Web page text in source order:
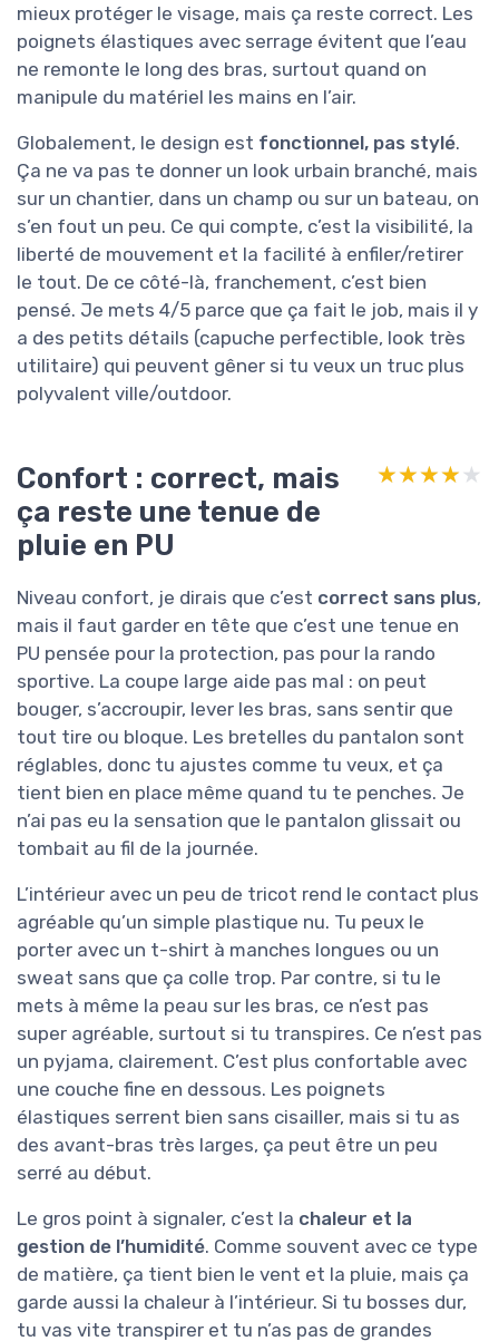
mieux protéger le visage, mais ça reste correct. Les
poignets élastiques avec serrage évitent que l’eau
ne remonte le long des bras, surtout quand on
manipule du matériel les mains en l’air.
Globalement, le design est fonctionnel, pas stylé.
Ça ne va pas te donner un look urbain branché, mais
sur un chantier, dans un champ ou sur un bateau, on
s’en fout un peu. Ce qui compte, c’est la visibilité, la
liberté de mouvement et la facilité à enfiler/retirer
le tout. De ce côté-là, franchement, c’est bien
pensé. Je mets 4/5 parce que ça fait le job, mais il y
a des petits détails (capuche perfectible, look très
utilitaire) qui peuvent gêner si tu veux un truc plus
polyvalent ville/outdoor.
Confort : correct, mais
ça reste une tenue de
pluie en PU
★★★★★
★★★★★
Niveau confort, je dirais que c’est correct sans plus,
mais il faut garder en tête que c’est une tenue en
PU pensée pour la protection, pas pour la rando
sportive. La coupe large aide pas mal : on peut
bouger, s’accroupir, lever les bras, sans sentir que
tout tire ou bloque. Les bretelles du pantalon sont
réglables, donc tu ajustes comme tu veux, et ça
tient bien en place même quand tu te penches. Je
n’ai pas eu la sensation que le pantalon glissait ou
tombait au fil de la journée.
L’intérieur avec un peu de tricot rend le contact plus
agréable qu’un simple plastique nu. Tu peux le
porter avec un t-shirt à manches longues ou un
sweat sans que ça colle trop. Par contre, si tu le
mets à même la peau sur les bras, ce n’est pas
super agréable, surtout si tu transpires. Ce n’est pas
un pyjama, clairement. C’est plus confortable avec
une couche fine en dessous. Les poignets
élastiques serrent bien sans cisailler, mais si tu as
des avant-bras très larges, ça peut être un peu
serré au début.
Le gros point à signaler, c’est la chaleur et la
gestion de l’humidité. Comme souvent avec ce type
de matière, ça tient bien le vent et la pluie, mais ça
garde aussi la chaleur à l’intérieur. Si tu bosses dur,
tu vas vite transpirer et tu n’as pas de grandes